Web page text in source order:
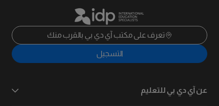
تعرف على مكتب آي دي بي بالقرب منك
التسجيل
عن آي دي بي للتعليم